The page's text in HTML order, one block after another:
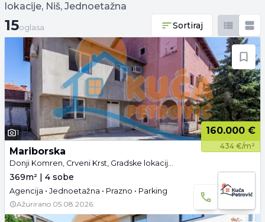
lokacije, Niš, Jednoetažna
15 oglasa
15oglasa Sortiraj
1 160.000 €
434 €/m²
Mariborska
Donji Komren, Crveni Krst, Gradske lokacije, Niš
369m² | 4 sobe
Agencija • Jednoetažna • Prazno • Parking
Ažurirano 05.08.2026.